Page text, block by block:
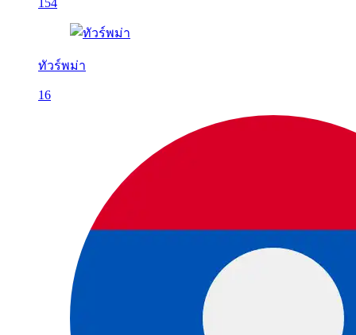
154
ทัวร์พม่า
16